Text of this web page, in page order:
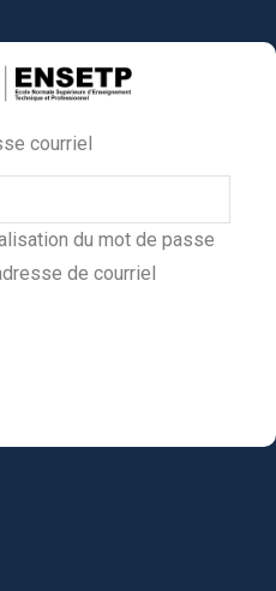
courriel
du mot de passe
de courriel